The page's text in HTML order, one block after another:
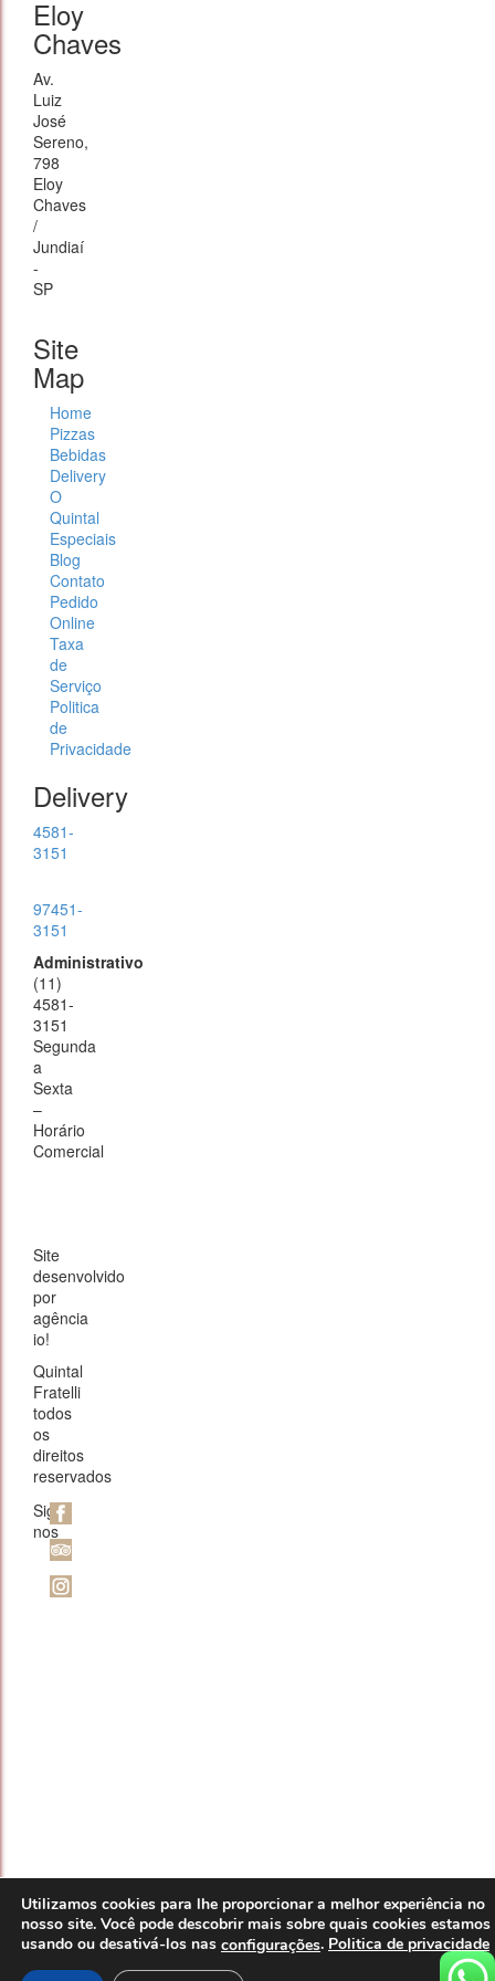
Eloy
Chaves
Av.
Luiz
José
Sereno,
798
Eloy
Chaves
/
Jundiaí
-
SP
Site
Map
Home
Pizzas
Bebidas
Delivery
O
Quintal
Especiais
Blog
Contato
Pedido
Online
Taxa
de
Serviço
Politica
de
Privacidade
Delivery
4581-
3151
97451-
3151
Administrativo
(11)
4581-
3151
Segunda
a
Sexta
–
Horário
Comercial
Site
desenvolvido
por
agência
io!
Quintal
Fratelli
todos
os
direitos
reservados
Siga-
nos
Utilizamos cookies para lhe proporcionar a melhor experiência no
nosso site. Você pode descobrir mais sobre quais cookies estamos
usando ou desativá-los nas configurações. Politica de privacidade